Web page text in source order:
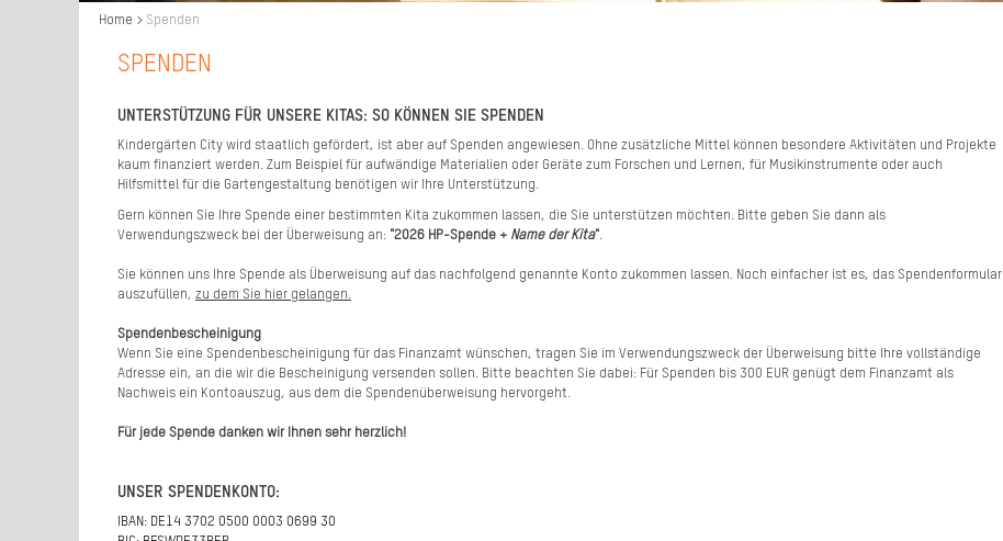
Home Spenden
SPENDEN
UNTERSTÜTZUNG FÜR UNSERE KITAS: SO KÖNNEN SIE SPENDEN
Kindergärten City wird staatlich gefördert, ist aber auf Spenden angewiesen. Ohne zusätzliche Mittel können besondere Aktivitäten und Projekte
kaum finanziert werden. Zum Beispiel für aufwändige Materialien oder Geräte zum Forschen und Lernen, für Musikinstrumente oder auch
Hilfsmittel für die Gartengestaltung benötigen wir Ihre Unterstützung.
Gern können Sie Ihre Spende einer bestimmten Kita zukommen lassen, die Sie unterstützen möchten. Bitte geben Sie dann als
Verwendungszweck bei der Überweisung an: "2026 HP-Spende + Name der Kita".
Sie können uns Ihre Spende als Überweisung auf das nachfolgend genannte Konto zukommen lassen. Noch einfacher ist es, das Spendenformular
auszufüllen, zu dem Sie hier gelangen.
Spendenbescheinigung
Wenn Sie eine Spendenbescheinigung für das Finanzamt wünschen, tragen Sie im Verwendungszweck der Überweisung bitte Ihre vollständige
Adresse ein, an die wir die Bescheinigung versenden sollen. Bitte beachten Sie dabei: Für Spenden bis 300 EUR genügt dem Finanzamt als
Nachweis ein Kontoauszug, aus dem die Spendenüberweisung hervorgeht.
Für jede Spende danken wir Ihnen sehr herzlich!
UNSER SPENDENKONTO:
IBAN: DE14 3702 0500 0003 0699 30